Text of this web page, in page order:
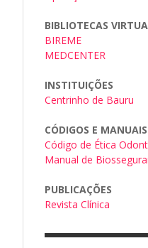
BIBLIOTECAS
BIREME
MEDCENTER
INSTITUIÇÕES
Centrinho de Bauru
CÓDIGOS E MANUAIS
Código de Ética
Manual de
PUBLICAÇÕES
Revista Clínica